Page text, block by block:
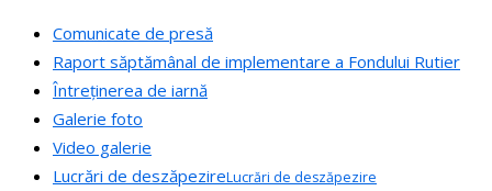
Comunicate de presă
Raport săptămânal de implementare a Fondului Rutier
Întreținerea de iarnă
Galerie foto
Video galerie
Lucrări de deszăpezireLucrări de deszăpezire